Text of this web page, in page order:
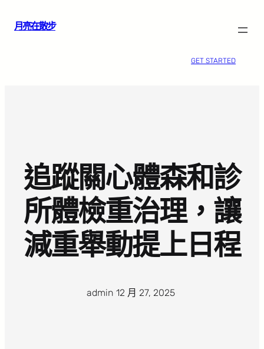
月亮在散步
GET STARTED
追蹤關心體森和診
所體檢重治理，讓
減重舉動提上日程
admin· 12 月 27, 2025·